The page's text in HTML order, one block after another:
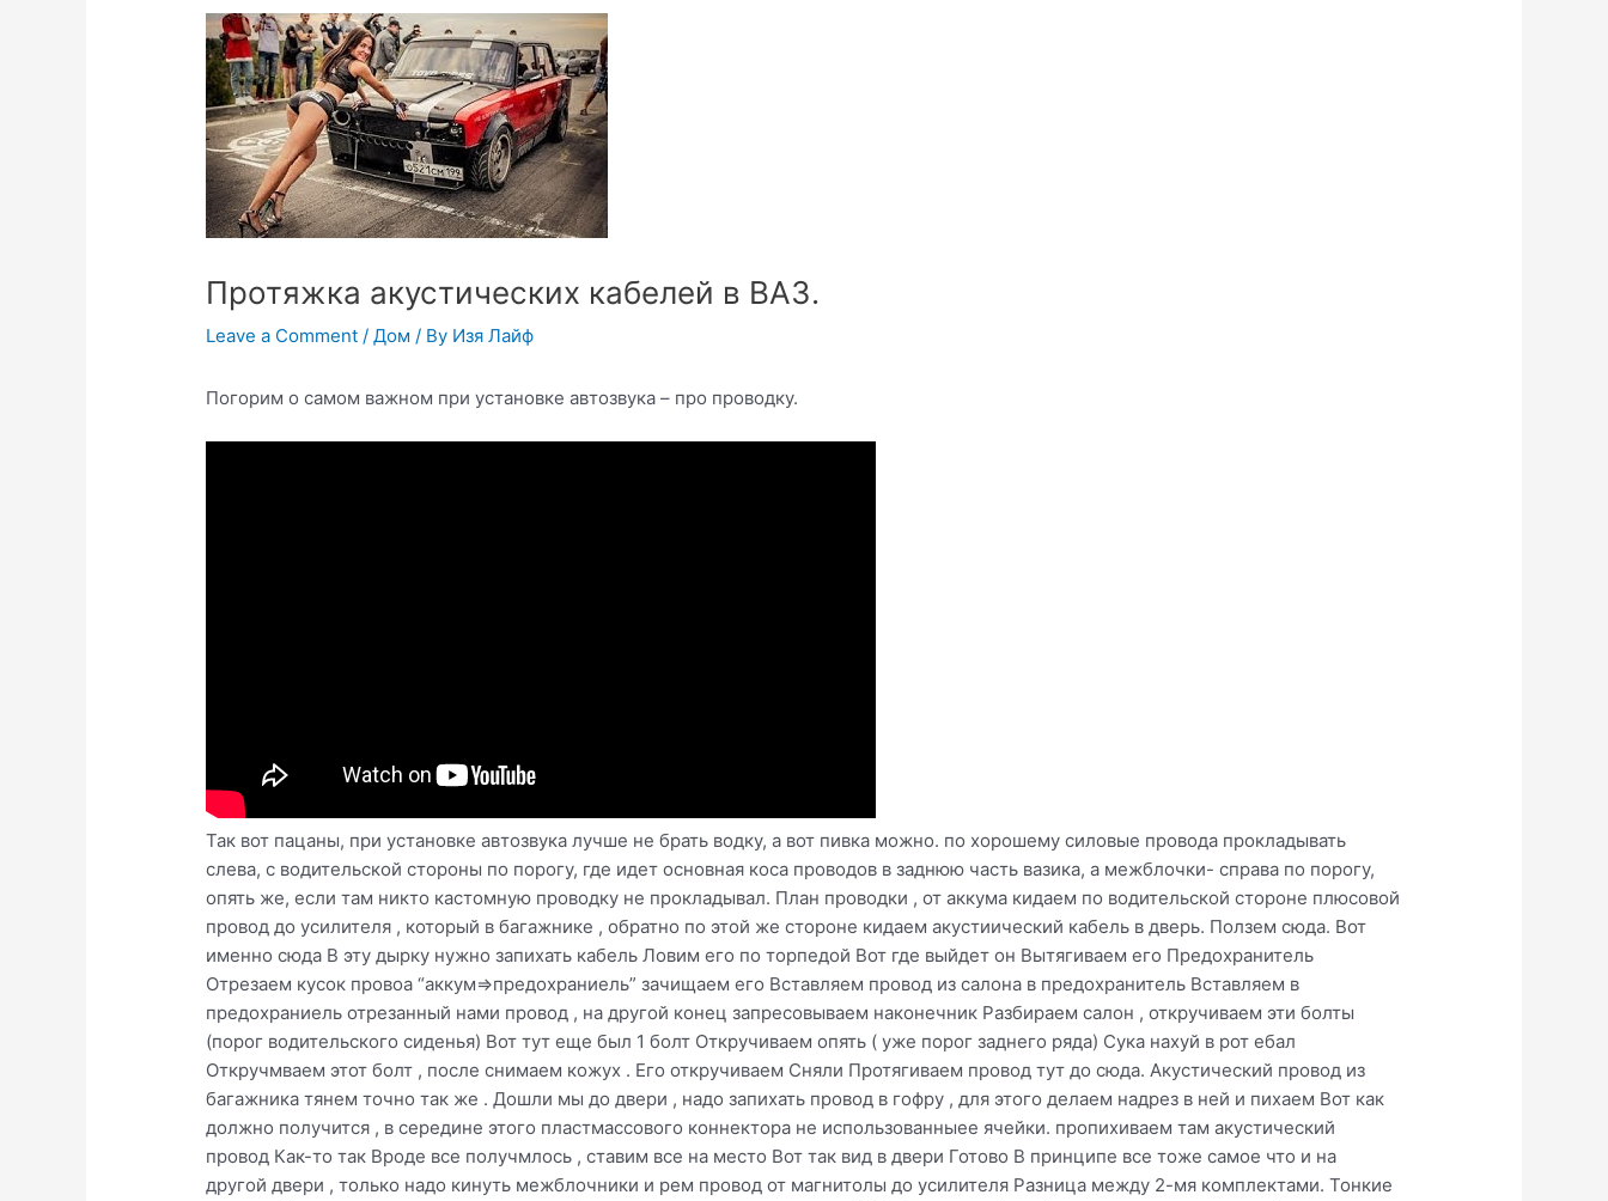
Протяжка акустических кабелей в ВАЗ.
Leave a Comment /Дом / By Изя Лайф
Погорим о самом важном при установке автозвука – про проводку.
Так вот пацаны, при установке автозвука лучше не брать водку, а вот пивка можно. по хорошему силовые провода прокладывать
слева, с водительской стороны по порогу, где идет основная коса проводов в заднюю часть вазика, а межблочки- справа по порогу,
опять же, если там никто кастомную проводку не прокладывал. План проводки , от аккума кидаем по водительской стороне плюсовой
провод до усилителя , который в багажнике , обратно по этой же стороне кидаем акустиический кабель в дверь. Ползем сюда. Вот
именно сюда В эту дырку нужно запихать кабель Ловим его по торпедой Вот где выйдет он Вытягиваем его Предохранитель
Отрезаем кусок провоа “аккум=>предохраниель” зачищаем его Вставляем провод из салона в предохранитель Вставляем в
предохраниель отрезанный нами провод , на другой конец запресовываем наконечник Разбираем салон , откручиваем эти болты
(порог водительского сиденья) Вот тут еще был 1 болт Откручиваем опять ( уже порог заднего ряда) Сука нахуй в рот ебал
Откручмваем этот болт , после снимаем кожух . Его откручиваем Сняли Протягиваем провод тут до сюда. Акустический провод из
багажника тянем точно так же . Дошли мы до двери , надо запихать провод в гофру , для этого делаем надрез в ней и пихаем Вот как
должно получится , в середине этого пластмассового коннектора не использованныее ячейки. пропихиваем там акустический
провод Как-то так Вроде все получмлось , ставим все на место Вот так вид в двери Готово В принципе все тоже самое что и на
другой двери , только надо кинуть межблочники и рем провод от магнитолы до усилителя Разница между 2-мя комплектами. Тонкие